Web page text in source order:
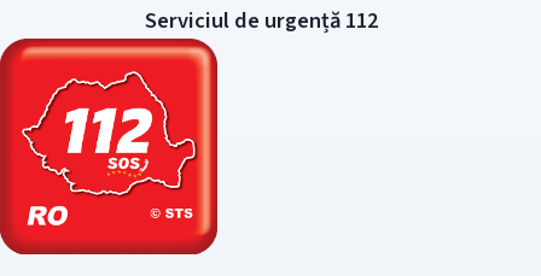
Serviciul de urgență 112